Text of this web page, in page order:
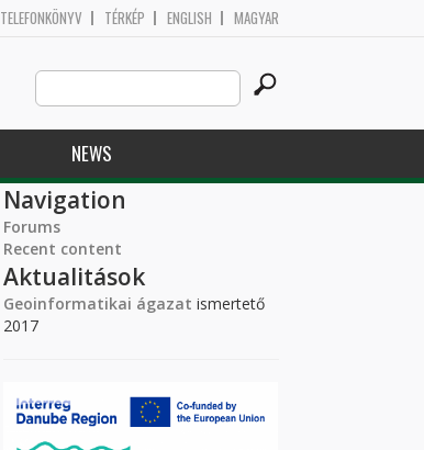
TELEFONKÖNYV TÉRKÉP ENGLISH MAGYAR
Search
this
site
NEWS
Navigation
Forums
Recent content
Aktualitások
Geoinformatikai ágazat ismertető
2017